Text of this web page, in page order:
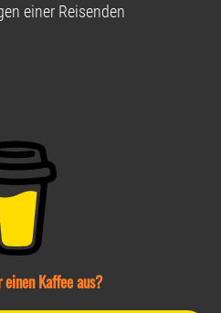
einer Reisenden
Kaffee aus?